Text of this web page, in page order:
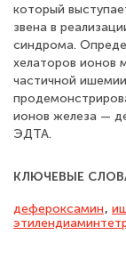
который
звена в
синдрома.
хелаторов ионов
частичной
ионов железа —
ЭДТА.
КЛЮЧЕВЫЕ
дефероксамин,